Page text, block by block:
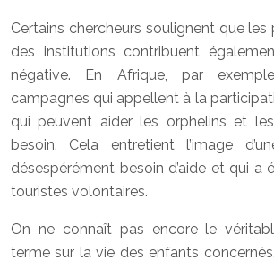
Certains chercheurs soulignent que
des institutions contribuent
négative. En Afrique, par
campagnes qui appellent à la
qui peuvent aider les orphelins et
besoin. Cela entretient l’image
désespérément besoin d’aide et qui a
touristes volontaires.
On ne connaît pas encore le
terme sur la vie des enfants